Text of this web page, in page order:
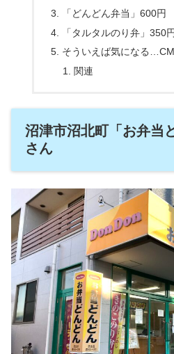
「どんどん弁当」600円
「タルタルのり弁」350
そういえば気になる
関連
沼津市沼北町「お弁当
さん